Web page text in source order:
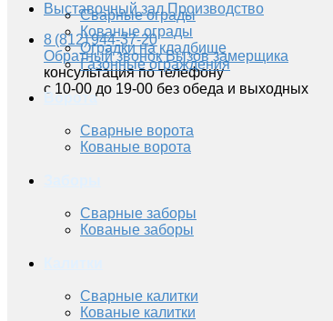
Выставочный зал Производство
8 (812) 944-37-20
Обратный звонок Вызов замерщика
консультация по телефону
с 10-00 до 19-00 без обеда и выходных
Сварные ограды
Кованые ограды
Оградки на кладбище
Газонные ограждения
Ворота
Сварные ворота
Кованые ворота
Сварные заборы
Кованые заборы
Сварные калитки
Кованые калитки